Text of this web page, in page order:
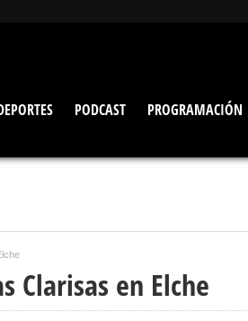
PODCAST PROGRAMACIÓN
Clarisas en Elche